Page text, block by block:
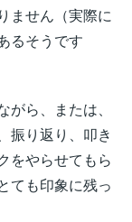
ません（実際に
るそうです
がら、または、
振り返り、叩き
をやらせてもら
ても印象に残っ